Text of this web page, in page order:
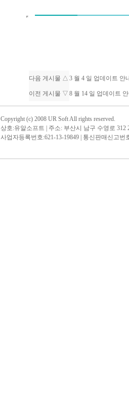
다음 게시물 △ 3 월 4 일 업데이트 안
이전 게시물 ▽ 8 월 14 일 업데이트
Copyright (c) 2008 UR Soft All rights reserved.
상호:유알소프트 | 주소: 부산시 남구 수영로 312
사업자등록번호:621-13-19849 | 통신판매신고번